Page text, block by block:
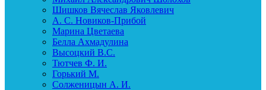
Шишков Вячеслав Яковлевич
А. С. Новиков-Прибой
Марина Цветаева
Белла Ахмадулина
Высоцкий В.С.
Тютчев Ф. И.
Горький М.
Солженицын А. И.